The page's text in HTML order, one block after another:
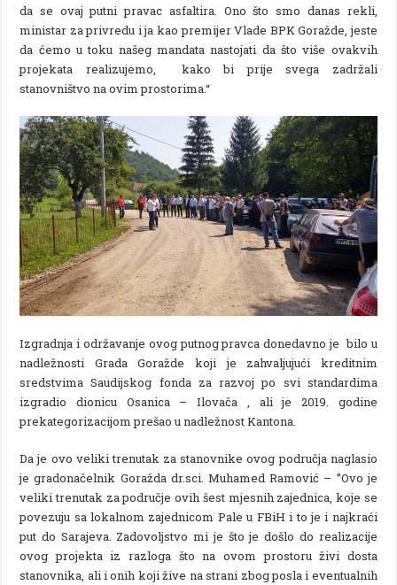
da se ovaj putni pravac asfaltira. Ono što smo danas rekli,
ministar za privredu i ja kao premijer Vlade BPK Goražde, jeste
da ćemo u toku našeg mandata nastojati da što više ovakvih
projekata realizujemo, kako bi prije svega zadržali
stanovništvo na ovim prostorima.“
Izgradnja i održavanje ovog putnog pravca donedavno je bilo u
nadležnosti Grada Goražde koji je zahvaljujući kreditnim
sredstvima Saudijskog fonda za razvoj po svi standardima
izgradio dionicu Osanica – Ilovača , ali je 2019. godine
prekategorizacijom prešao u nadležnost Kantona.
Da je ovo veliki trenutak za stanovnike ovog područja naglasio
je gradonačelnik Goražda dr.sci. Muhamed Ramović – ”Ovo je
veliki trenutak za područje ovih šest mjesnih zajednica, koje se
povezuju sa lokalnom zajednicom Pale u FBiH i to je i najkraći
put do Sarajeva. Zadovoljstvo mi je što je došlo do realizacije
ovog projekta iz razloga što na ovom prostoru živi dosta
stanovnika, ali i onih koji žive na strani zbog posla i eventualnih